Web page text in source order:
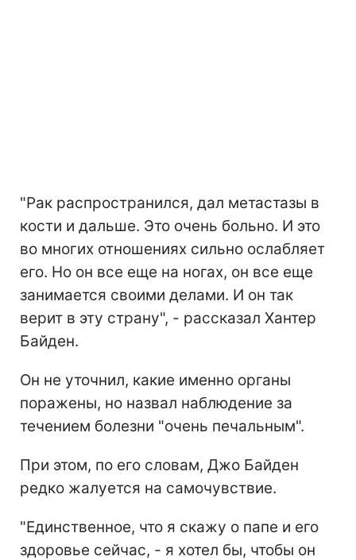
"Рак распространился, дал метастазы в
кости и дальше. Это очень больно. И это
во многих отношениях сильно ослабляет
его. Но он все еще на ногах, он все еще
занимается своими делами. И он так
верит в эту страну", - рассказал Хантер
Байден.
Он не уточнил, какие именно органы
поражены, но назвал наблюдение за
течением болезни "очень печальным".
При этом, по его словам, Джо Байден
редко жалуется на самочувствие.
"Единственное, что я скажу о папе и его
здоровье сейчас, - я хотел бы, чтобы он